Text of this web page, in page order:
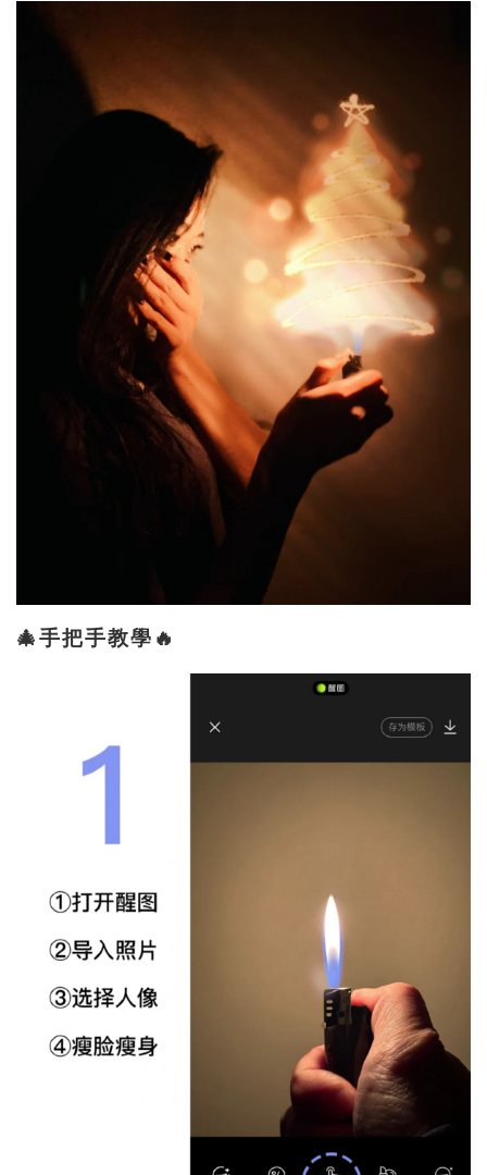
🎄手把手教學🔥